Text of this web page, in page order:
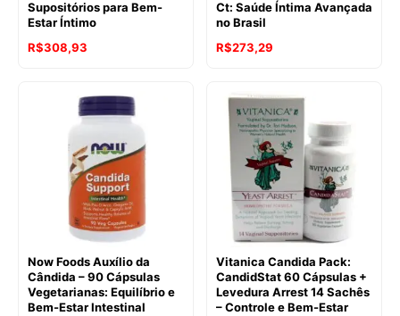
Supositórios para Bem-
Estar Íntimo
R$308,93
Ct: Saúde Íntima Avançada
no Brasil
R$273,29
Now Foods Auxílio da
Cândida – 90 Cápsulas
Vegetarianas: Equilíbrio e
Bem-Estar Intestinal
Vitanica Candida Pack:
CandidStat 60 Cápsulas +
Levedura Arrest 14 Sachês
– Controle e Bem-Estar